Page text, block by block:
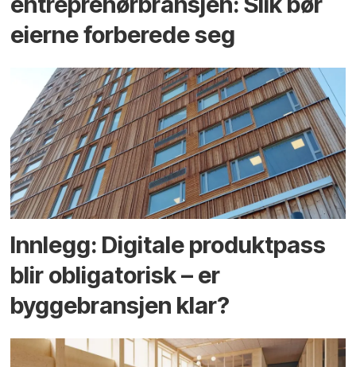
eierne forberede seg
Innlegg: Digitale produktpass
blir obligatorisk – er
byggebransjen klar?